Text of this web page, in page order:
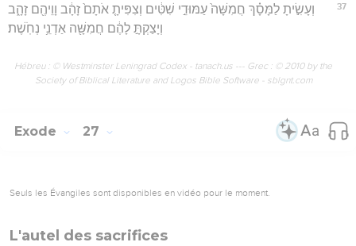
37
וְעָשִׂ֣יתָ לַמָּסָ֗ךְ חֲמִשָּׁה֙ עַמּוּדֵ֣י שִׁטִּ֔ים וְצִפִּיתָ֤ אֹתָם֙ זָהָ֔ב וָוֵיהֶ֖ם זָהָ֑ב
וְיָצַקְתָּ֣ לָהֶ֔ם חֲמִשָּׁ֖ה אַדְנֵ֥י נְחֹֽשֶׁת׃
Hébreu : © Westminster Leningrad Codex - tanach.us --- Grec : © 2010 by the
Society of Biblical Literature and Logos Bible Software - sblgnt.com
Exode 27
Seuls les Évangiles sont disponibles en vidéo pour le moment.
L'autel des sacrifices